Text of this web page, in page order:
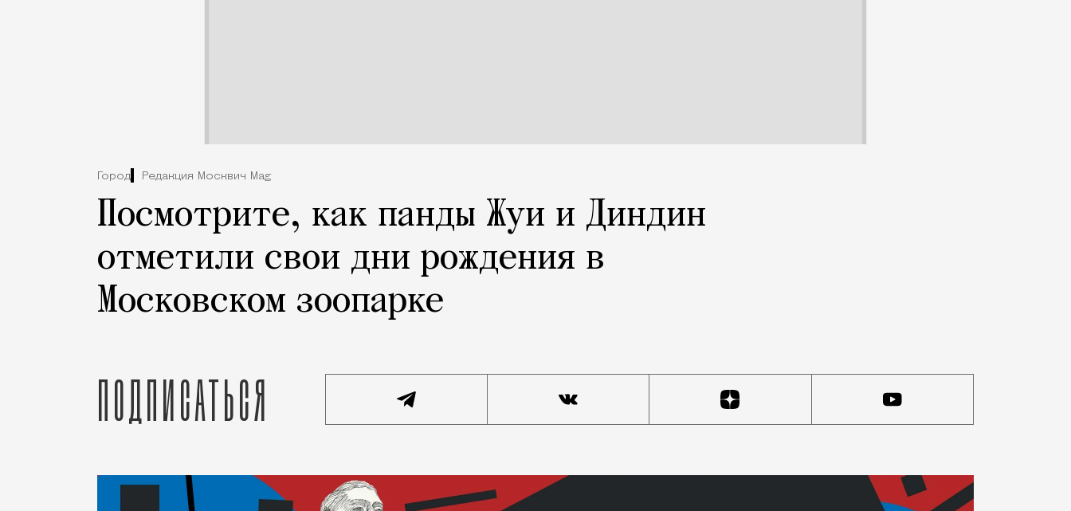
Город Редакция Москвич Mag
Посмотрите, как панды Жуи и Диндин
отметили свои дни рождения в
Московском зоопарке
Подписаться